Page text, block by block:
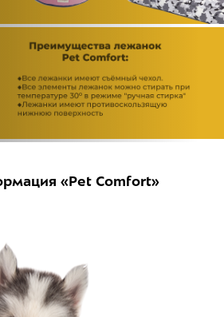
«Pet Comfort»